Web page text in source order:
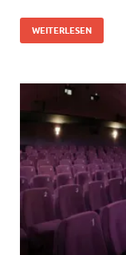
WEITERLESEN